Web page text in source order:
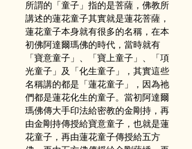
所謂的「童子」指的是菩薩，佛教所
講述的蓮花童子其實就是蓮花菩薩，
蓮花童子本身就有很多的名稱，在本
初佛阿達爾瑪佛的時代，當時就有
「寶意童子」、「寶上童子」、「項
光童子」及「化生童子」，其實這些
名稱講的都是「蓮花童子」，因為祂
們都是蓮花化生的童子。當初阿達爾
瑪佛傳大手印法給密教的金剛持，再
由金剛持傳授給寶意童子，也就是蓮
花童子，再由蓮花童子傳授給五方